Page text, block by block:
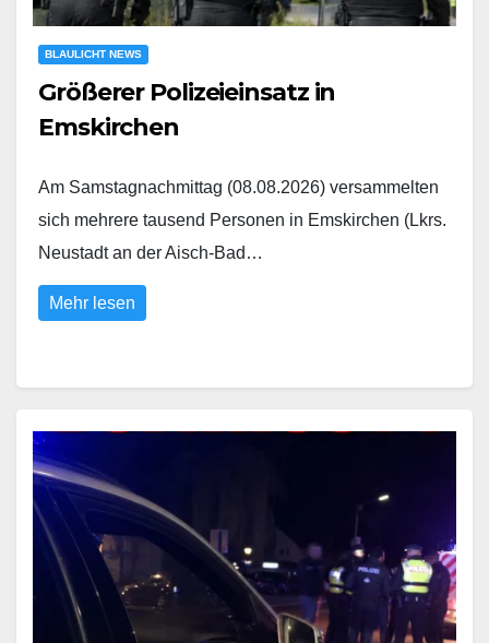
BLAULICHT NEWS
Größerer Polizeieinsatz in
Emskirchen
Am Samstagnachmittag (08.08.2026) versammelten
sich mehrere tausend Personen in Emskirchen (Lkrs.
Neustadt an der Aisch-Bad…
Mehr lesen